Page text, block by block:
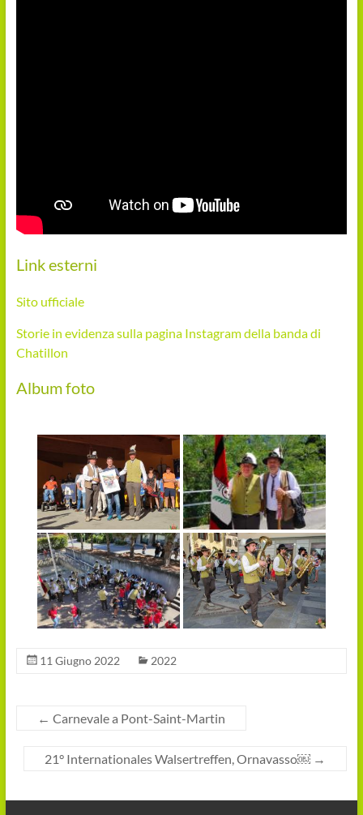
Link esterni
Sito ufficiale
Storie in evidenza sulla pagina Instagram della banda di
Chatillon
Album foto
11 Giugno 2022 2022
← Carnevale a Pont-Saint-Martin
21° Internationales Walsertreffen, Ornavasso￼ →